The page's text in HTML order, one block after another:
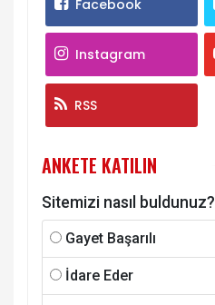
Facebook
Instagram
RSS
ANKETE KATILIN
Sitemizi nasıl buldunuz?
Gayet Başarılı
İdare Eder